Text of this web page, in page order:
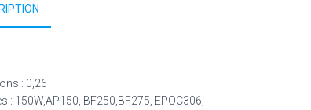
: 0,26
: 150W,AP150, BF250,BF275, EPOC306,